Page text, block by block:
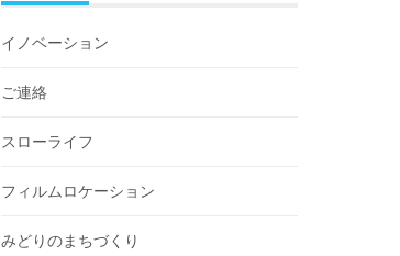
イノベーション
ご連絡
スローライフ
フィルムロケーション
みどりのまちづくり